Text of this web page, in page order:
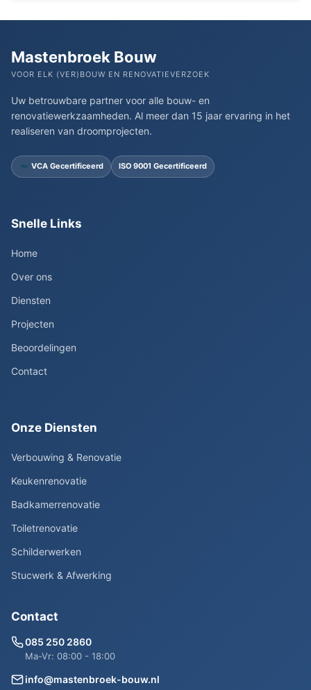
Mastenbroek Bouw
VOOR ELK (VER)BOUW EN RENOVATIEVERZOEK
Uw betrouwbare partner voor alle bouw- en
renovatiewerkzaamheden. Al meer dan 15 jaar ervaring in het
realiseren van droomprojecten.
VCA Gecertificeerd ISO 9001 Gecertificeerd
Snelle Links
Home
Over ons
Diensten
Projecten
Beoordelingen
Contact
Onze Diensten
Verbouwing & Renovatie
Keukenrenovatie
Badkamerrenovatie
Toiletrenovatie
Schilderwerken
Stucwerk & Afwerking
Contact
085 250 2860
Ma-Vr: 08:00 - 18:00
info@mastenbroek-bouw.nl